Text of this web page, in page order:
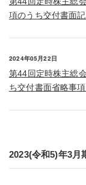
項のうち交付書面記
2024年05月22日
第44回定時株主総
ち交付書面省略事項
2023(令和5)年3月